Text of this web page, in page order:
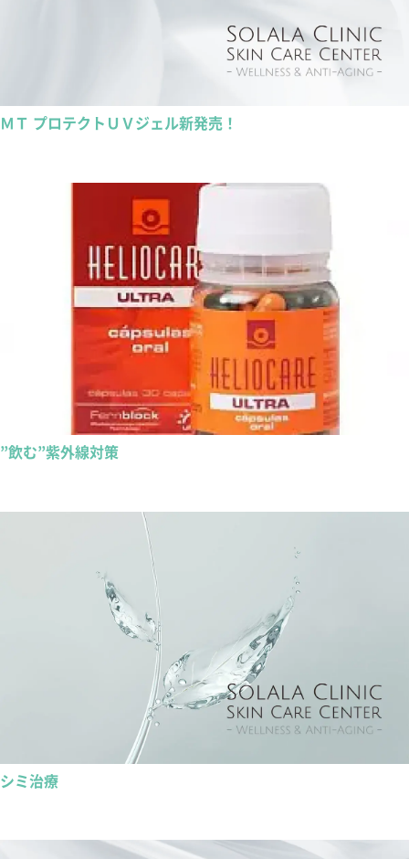
ＭＴ プロテクトＵＶジェル新発売！
”飲む”紫外線対策
シミ治療